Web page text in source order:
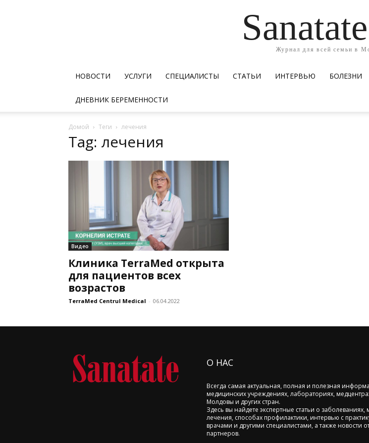
Журнал для всей семьи в
НОВОСТИ УСЛУГИ СПЕЦИАЛИСТЫ СТАТЬИ ИНТЕРВЬЮ БОЛЕЗНИ
ДНЕВНИК БЕРЕМЕННОСТИ
Домой Теги лечения
Tag: лечения
Видео
Клиника TerraMed открыта
для пациентов всех
возрастов
TerraMed Centrul Medical - 06.04.2022
О НАС
Всегда самая актуальная, полная и полезная
медицинских учреждениях, лабораториях,
Молдовы и других стран.
Здесь вы найдете экспертные статьи о заболеваниях,
лечения, способах профилактики, интервью с
врачами и другими специалистами, а также новости
партнеров.